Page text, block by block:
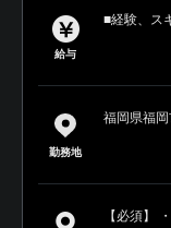
給与
■経験、ス
勤務地
福岡県福
【必須】